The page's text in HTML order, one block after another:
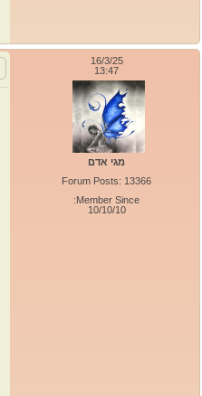
16/3/25
13:47
מגי אדם
Forum Posts: 13366
Member Since:
10/10/10